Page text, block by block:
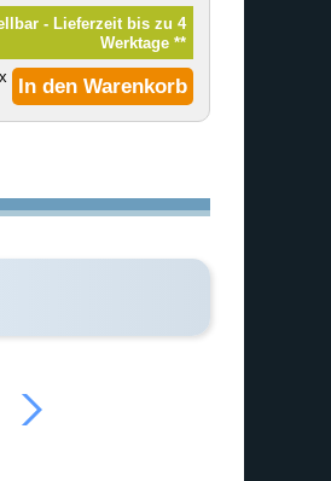
- Lieferzeit bis zu 4
Werktage **
x